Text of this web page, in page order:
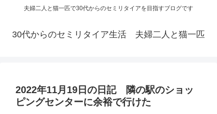
夫婦二人と猫一匹で30代からのセミリタイアを目指すブログです
30代からのセミリタイア生活 夫婦二人と猫一匹
2022年11月19日の日記 隣の駅のショッ
ピングセンターに余裕で行けた